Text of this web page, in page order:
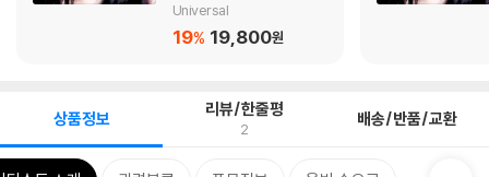
Universal
19% 19,800원
상품정보 리뷰/한줄평
2 배송/반품/교환